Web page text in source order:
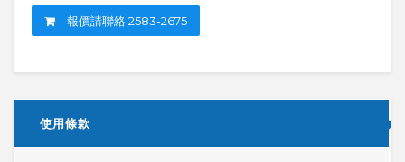
報價請聯絡 2583-2675
使用條款